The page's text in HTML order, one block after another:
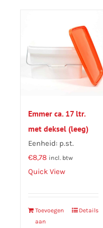
Emmer ca. 17 ltr.
met deksel (leeg)
Eenheid: p.st.
€8,78 incl. btw
Quick View
Toevoegen
aan
Details